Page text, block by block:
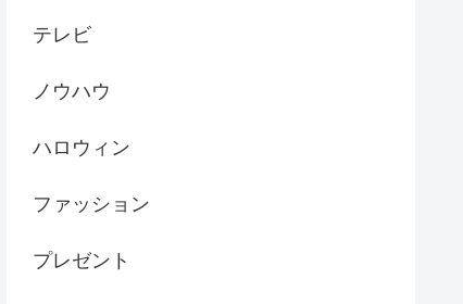
テレビ
ノウハウ
ハロウィン
ファッション
プレゼント